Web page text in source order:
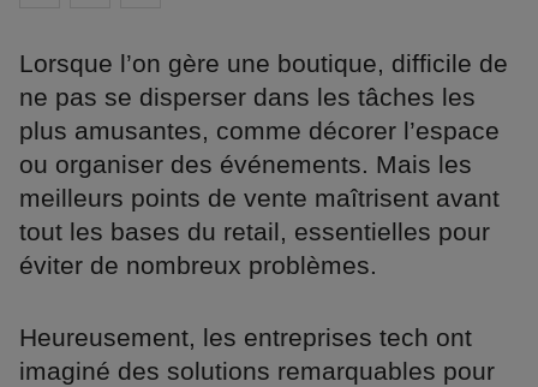
Lorsque l’on gère une boutique, difficile de
ne pas se disperser dans les tâches les
plus amusantes, comme décorer l’espace
ou organiser des événements. Mais les
meilleurs points de vente maîtrisent avant
tout les bases du retail, essentielles pour
éviter de nombreux problèmes.
Heureusement, les entreprises tech ont
imaginé des solutions remarquables pour